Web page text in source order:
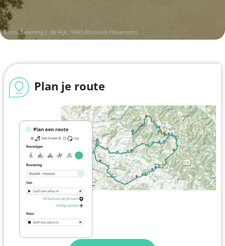
Bron: Tekening J. de Rijk, 1840 (Museum Hilversum)
Plan je route